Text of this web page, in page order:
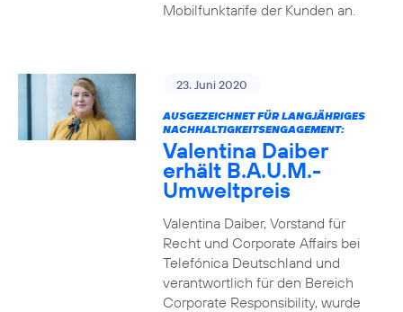
Mobilfunktarife der Kunden an.
23. Juni 2020
AUSGEZEICHNET FÜR LANGJÄHRIGES
NACHHALTIGKEITSENGAGEMENT:
Valentina Daiber
erhält B.A.U.M.-
Umweltpreis
Valentina Daiber, Vorstand für
Recht und Corporate Affairs bei
Telefónica Deutschland und
verantwortlich für den Bereich
Corporate Responsibility, wurde